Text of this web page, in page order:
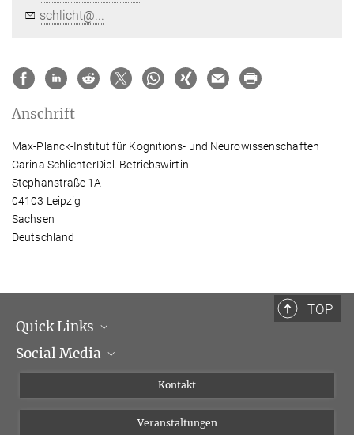
schlicht@...
Anschrift
Max-Planck-Institut für Kognitions- und Neurowissenschaften
Carina SchlichterDipl. Betriebswirtin
Stephanstraße 1A
04103 Leipzig
Sachsen
Deutschland
TOP
Quick Links
Institutsleitung
Social Media
Kontakt
Veranstaltungen